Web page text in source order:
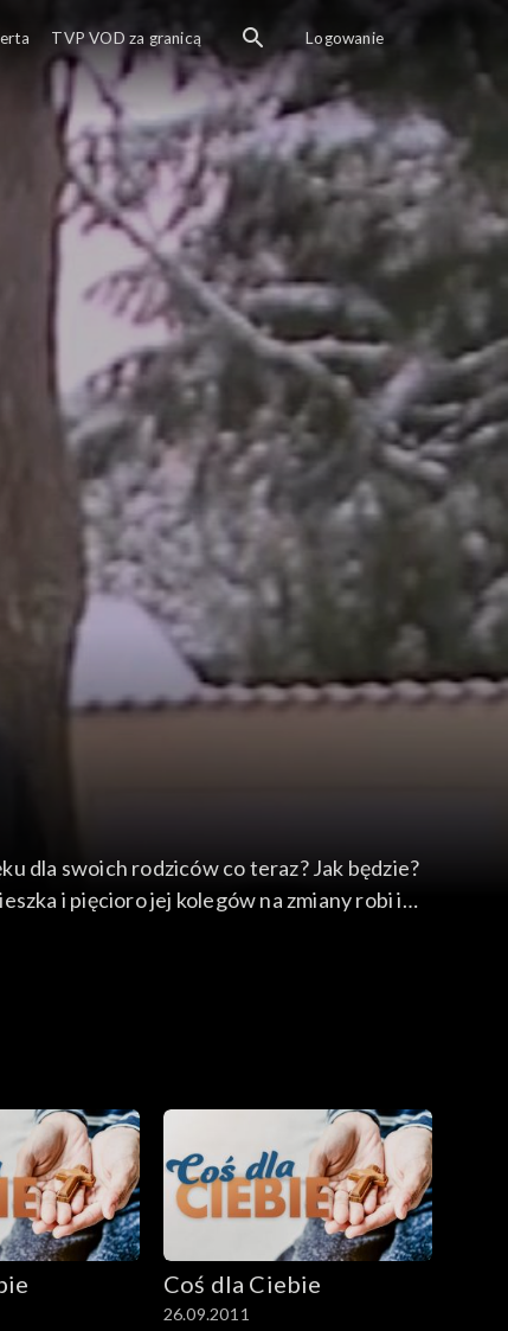
dla swoich rodziców co teraz? Jak będzie?
i pięcioro jej kolegów na zmiany robi i
Coś dla Ciebie
26.09.2011
TVP VOD za granicą Logowanie